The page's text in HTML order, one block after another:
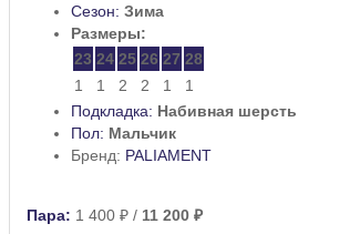
Сезон: Зима
Размеры:
23 24 25 26 27 28
1
1 2 2 1
1
Подкладка: Набивная шерсть
Пол: Мальчик
Бренд: PALIAMENT
Пара: 1 400 ₽ / 11 200 ₽